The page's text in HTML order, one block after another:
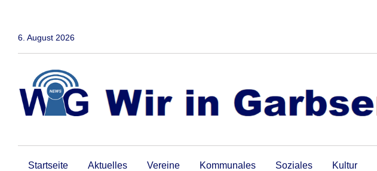
6. August 2026
Startseite Aktuelles Vereine Kommunales Soziales Kultur